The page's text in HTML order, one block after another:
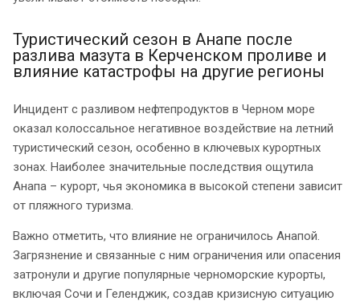
Туристический сезон в Анапе после
разлива мазута в Керченском проливе и
влияние катастрофы на другие регионы
Инцидент с разливом нефтепродуктов в Черном море
оказал колоссальное негативное воздействие на летний
туристический сезон, особенно в ключевых курортных
зонах. Наиболее значительные последствия ощутила
Анапа – курорт, чья экономика в высокой степени зависит
от пляжного туризма.
Важно отметить, что влияние не ограничилось Анапой.
Загрязнение и связанные с ним ограничения или опасения
затронули и другие популярные черноморские курорты,
включая Сочи и Геленджик, создав кризисную ситуацию